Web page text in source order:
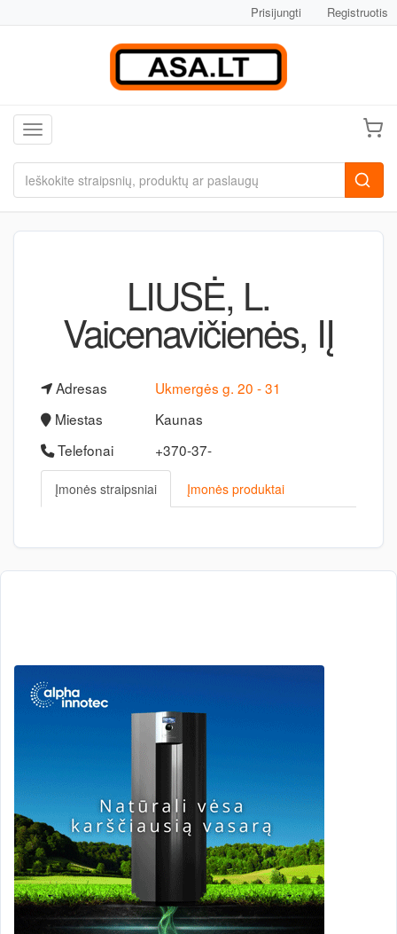
Prisijungti Registruotis
Toggle navigation
LIUSĖ, L.
Vaicenavičienės, IĮ
Adresas
Ukmergės g. 20 - 31
Miestas
Kaunas
Telefonai
+370-37-
Įmonės straipsniai Įmonės produktai